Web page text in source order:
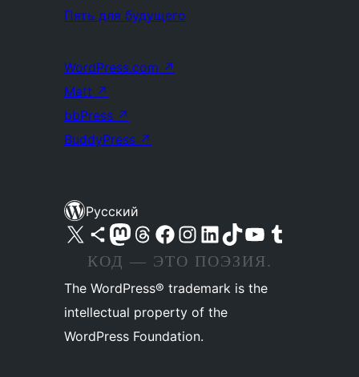
Пять для будущего
WordPress.com ↗
Matt ↗
bbPress ↗
BuddyPress ↗
Русский
Посетите нас в X (ранее Twitter)
Посетите нашу учётную запись в Bluesky
Посетите нашу ленту в Mastodon
Посетите нашу учётную запись в Threads
Посетите нашу страницу на Facebook
Посетите наш Instagram
Посетите нашу страницу в LinkedIn
Посетите нашу учётную запись в TikTok
Посетите наш канал YouTube
Посетите нашу учётную запись в Tumblr
КОД — ЭТО ПОЭЗИЯ.
The WordPress® trademark is the
intellectual property of the
WordPress Foundation.